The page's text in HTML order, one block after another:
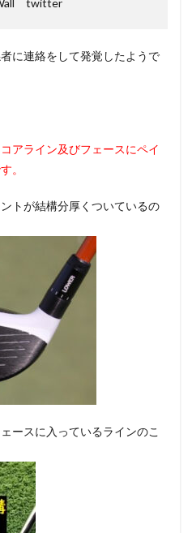
twitter
に連絡をして発覚したようで
アライン及びフェースにペイ
。
トが結構分厚くついているの
ースに入っているラインのこ